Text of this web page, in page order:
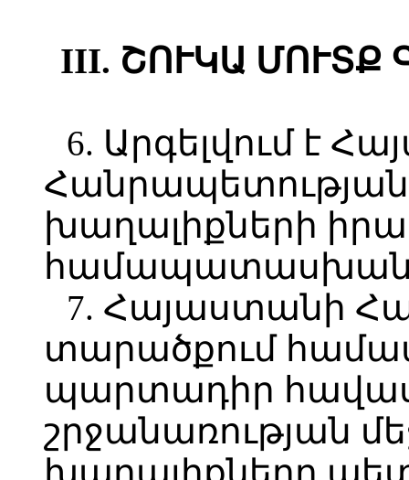
III. ՇՈՒԿԱ ՄՈՒՏՔ
6. Արգելվում է
խաղալիքների
7. Հայաստանի
տարածքում
պարտադիր
շրջանառության